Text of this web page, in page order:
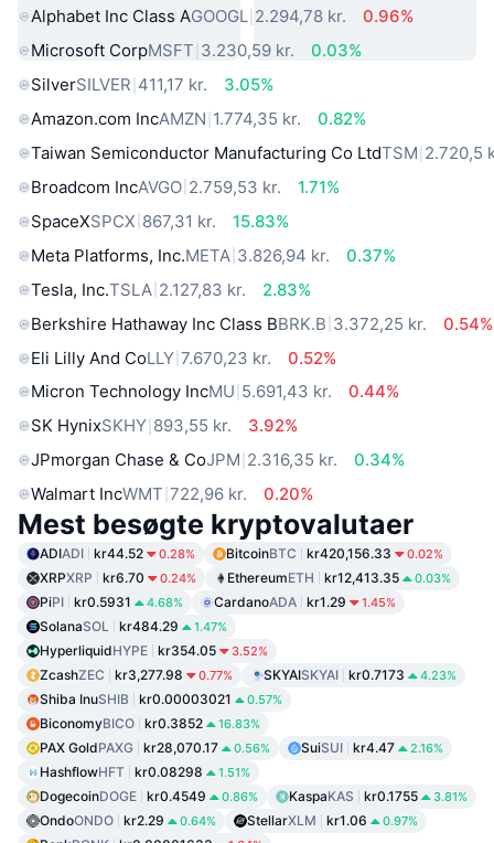
Alphabet Inc Class AGOOGL 2.294,78 kr.
0.96%
Microsoft CorpMSFT 3.230,59 kr.
0.03%
SilverSILVER 411,17 kr.
3.05%
Amazon.com IncAMZN 1.774,35 kr.
0.82%
Taiwan Semiconductor Manufacturing Co LtdTSM 2.720,5
Broadcom IncAVGO 2.759,53 kr.
1.71%
SpaceXSPCX 867,31 kr.
15.83%
Meta Platforms, Inc.META 3.826,94 kr.
0.37%
Tesla, Inc.TSLA 2.127,83 kr.
2.83%
Berkshire Hathaway Inc Class BBRK.B 3.372,25 kr.
0.54%
Eli Lilly And CoLLY 7.670,23 kr.
0.52%
Micron Technology IncMU 5.691,43 kr.
0.44%
SK HynixSKHY 893,55 kr.
3.92%
JPmorgan Chase & CoJPM 2.316,35 kr.
0.34%
Walmart IncWMT 722,96 kr. 0.20%
Mest besøgte kryptovalutaer
ADIADI kr44.52 0.28% BitcoinBTC kr420,156.33 0.02%
XRPXRP kr6.70 0.24% EthereumETH kr12,413.35 0.03%
PiPI kr0.5931 4.68% CardanoADA kr1.29 1.45%
SolanaSOL kr484.29 1.47%
HyperliquidHYPE kr354.05 3.52%
ZcashZEC kr3,277.98 0.77% SKYAISKYAI kr0.7173 4.23%
Shiba InuSHIB kr0.00003021 0.57%
BiconomyBICO kr0.3852 16.83%
PAX GoldPAXG kr28,070.17 0.56% SuiSUI kr4.47 2.16%
HashflowHFT kr0.08298 1.51%
DogecoinDOGE kr0.4549 0.86% KaspaKAS kr0.1755 3.81%
OndoONDO kr2.29 0.64% StellarXLM kr1.06 0.97%